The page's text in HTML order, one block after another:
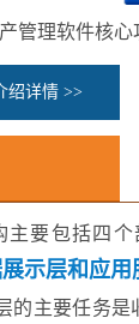
管理软件核心
绍详情 >>
要包括四个
示层和应用
的主要任务是